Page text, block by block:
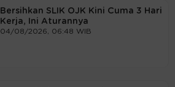
Bersihkan SLIK OJK Kini Cuma 3 Hari
Kerja, Ini Aturannya
04/08/2026, 06:48 WIB